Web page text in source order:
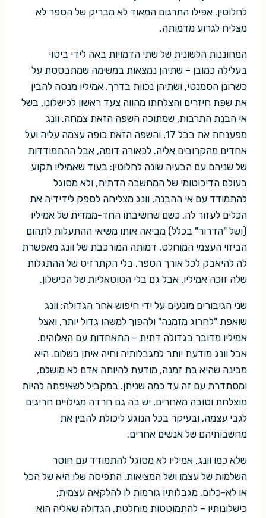
לחלוטין. אפילו התרגום המאוד לא מבריק של הספר לא
מצליח לגרוע מדמותה.
המחוננות הלשונית של שתי הדמויות באה לידי ביטוי
בעלילה כמובן – שתיהן נמצאות במשימה שמתבססת על
כשרונן הסמנטי, ושתיהן נכוות בדרך. אמיליו מנסה להבין
את שפת חיזרים והצלחתו מהווה צעד ראשון לכישלונו, בשל
אי הבנת התרבות, שמתוכה השפה הזאת צמחה. וונג
מפענחת את בבל 17, והשפה הזאת כופה עצמה עליה ועל
אחדים מהקרובים אליה. לכאורה דומה, אבל ההתמודדות
של שניהם עם הבעיה שונה לחלוטין: בעוד שאמיליו תקוע
בעולם הדיכוטומי של המחשבה הדתית, ולא מסוגל
להתמודד עם אי ההבנה, וונג מצליחה לספק לידידיה את
הכלים לעזור לה. כשם שחשיבתו החד-ממדית של אמיליו
(ושל "הדרור" בכלל) מביאה אותו משיאי ההתעלות לתהום
הביזוי העצמי המוחלט, דמותה המורכבת של וונג מאפשרת
לה להיאבק לכל אורך הספר. בלי הקתרזיס של ההתגלות
שלה זוכה אמיליו, אבל גם בלי הטוטאליות של הכישלון.
שני הגיבורים מונעים על ידי חיפוש אחר הגדולה: וונג
שואפת "לחרוג מזמנה" ולהפוך למשהו גדול יותר, ואצל
אמיליו מדובר בגדולה דתית – התאחדות עם האלוהים.
אבל וונג מודעת יותר למגבלותיה וחיה איתן בשלום. היא
מבינה שהיא בת זמנה, מודעת להיותה אדם לא מושלם,
ומסתדרת עם זה עד כמה שניתן. במקביל לשאיפתה להיות
מוצלחת וטובה מאחרים, יש בה גם חרדה מגילויים חריגים
לגבי עצמה, ובעיקר בכל הנוגע ליכולת להבין את
מחשבותיהם של אנשים אחרים.
שלא כמו וונג, אמיליו לא מסוגל להתמודד עם חוסר
השלמות של עצמו ושל המציאות. התפיסה שלו היא של הכל
או לא-כלום. מגבלותיו גורמות לו להלקאה עצמית;
כישלונותיו – להתמוטטות מוחלטת. הגדולה שאליה הוא